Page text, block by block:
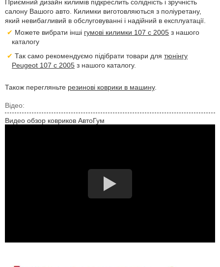
Приємний дизайн килимів підкреслить солідність і зручність
салону Вашого авто. Килимки виготовляються з поліуретану,
який невибагливий в обслуговуванні і надійний в експлуатації.
Можете вибрати інші гумові килимки 107 с 2005 з нашого
каталогу
Так само рекомендуємо підібрати товари длятюнінгу
Peugeot 107 с 2005 з нашого каталогу.
Також перегляньте резинові коврики в машину.
Відео:
Видео обзор ковриков АвтоГум